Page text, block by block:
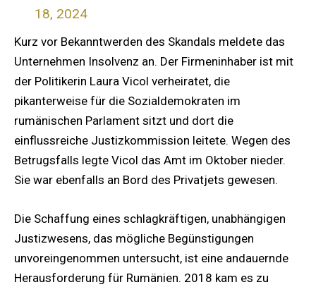
18, 2024
Kurz vor Bekanntwerden des Skandals meldete das
Unternehmen Insolvenz an. Der Firmeninhaber ist mit
der Politikerin Laura Vicol verheiratet, die
pikanterweise für die Sozialdemokraten im
rumänischen Parlament sitzt und dort die
einflussreiche Justizkommission leitete. Wegen des
Betrugsfalls legte Vicol das Amt im Oktober nieder.
Sie war ebenfalls an Bord des Privatjets gewesen.
Die Schaffung eines schlagkräftigen, unabhängigen
Justizwesens, das mögliche Begünstigungen
unvoreingenommen untersucht, ist eine andauernde
Herausforderung für Rumänien. 2018 kam es zu